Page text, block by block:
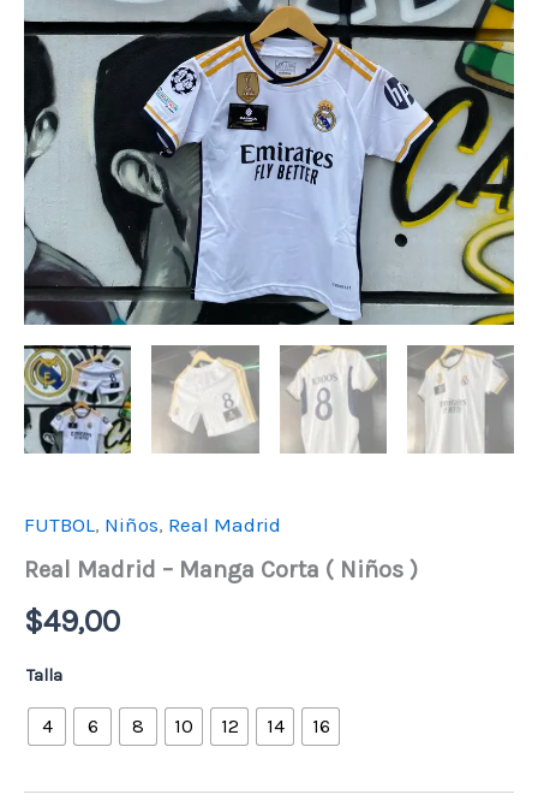
FUTBOL, Niños, Real Madrid
Real Madrid – Manga Corta ( Niños )
$49,00
Talla
4 6 8 10 12 14 16